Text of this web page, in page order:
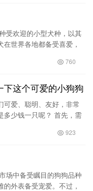
受欢迎的小型犬种，以其
世界各地都备受喜爱，
760
这个可爱的小狗狗
爱、聪明、友好，非常
多少钱一只呢？ 首先，需
923
场中备受瞩目的狗狗品种
外表备受宠爱。不过，